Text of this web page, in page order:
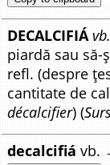
DECALCIFIÁ vb.
piardă sau să-
refl. (despre
cantitate de
décalcifier) (
decalcifiá vb.